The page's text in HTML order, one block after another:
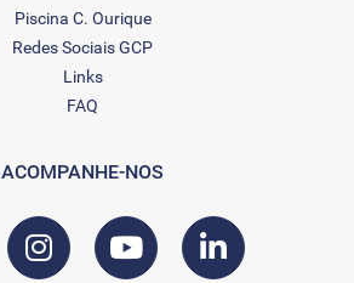
Piscina C. Ourique
Redes Sociais GCP
Links
FAQ
ACOMPANHE-NOS